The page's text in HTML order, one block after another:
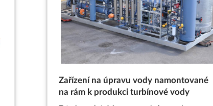
Zařízení na úpravu vody namontované
na rám k produkci turbínové vody